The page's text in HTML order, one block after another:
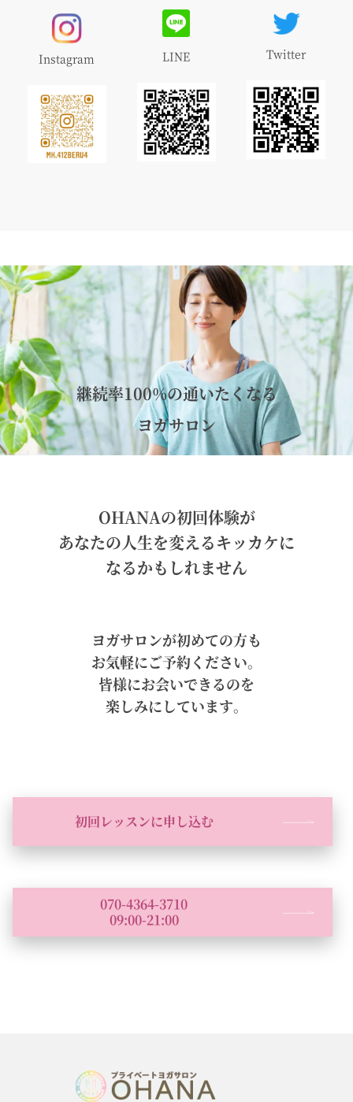
Instagram LINE Twitter
継続率100%の通いたくなる
ヨガサロン
OHANAの初回体験が
あなたの人生を変えるキッカケに
なるかもしれません
ヨガサロンが初めての方も
お気軽にご予約ください。
皆様にお会いできるのを
楽しみにしています。
初回レッスンに申し込む
070-4364-3710
09:00-21:00